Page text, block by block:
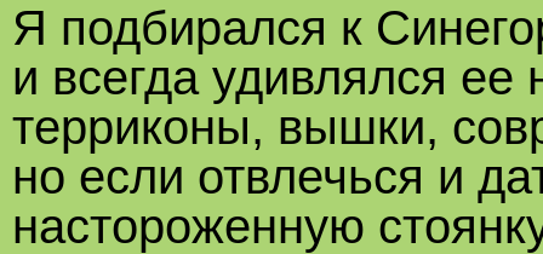
Я подбирался к
и всегда удивлялся
терриконы, вышки,
но если отвлечься и
настороженную